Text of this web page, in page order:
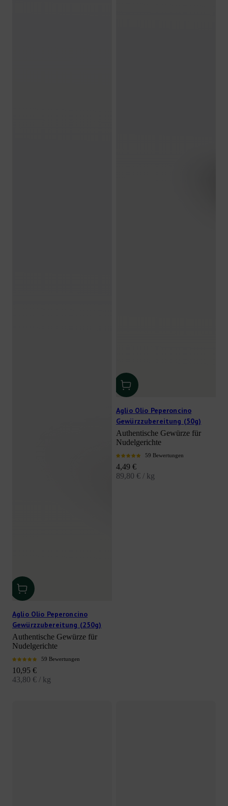
Aglio Olio Peperoncino
Gewürzzubereitung (250g)
Authentische Gewürze für
Nudelgerichte
59 Bewertungen
Angebot
10,95 €
43,80 € / kg
Aglio Olio Peperoncino
Gewürzzubereitung (50g)
Authentische Gewürze für
Nudelgerichte
59 Bewertungen
Angebot
4,49 €
89,80 € / kg